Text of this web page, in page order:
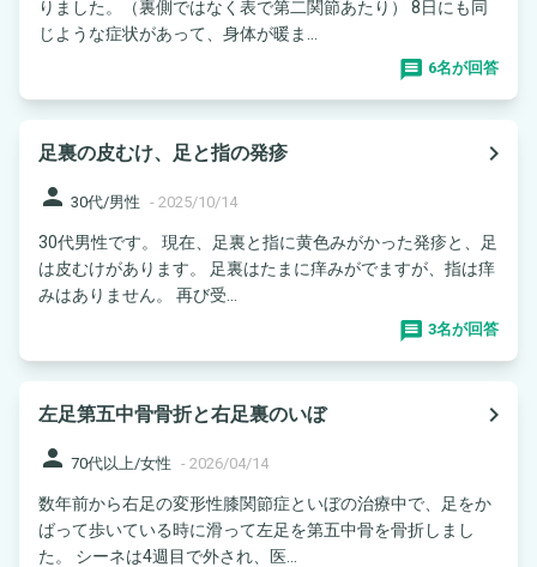
りました。（裏側ではなく表で第二関節あたり） 8日にも同
じような症状があって、身体が暖ま...
6名が回答
足裏の皮むけ、足と指の発疹
navigate_next
person 30代/男性 - 2025/10/14
30代男性です。 現在、足裏と指に黄色みがかった発疹と、足
は皮むけがあります。 足裏はたまに痒みがでますが、指は痒
みはありません。 再び受...
3名が回答
左足第五中骨骨折と右足裏のいぼ
navigate_next
person 70代以上/女性 - 2026/04/14
数年前から右足の変形性膝関節症といぼの治療中で、足をか
ばって歩いている時に滑って左足を第五中骨を骨折しまし
た。 シーネは4週目で外され、医...